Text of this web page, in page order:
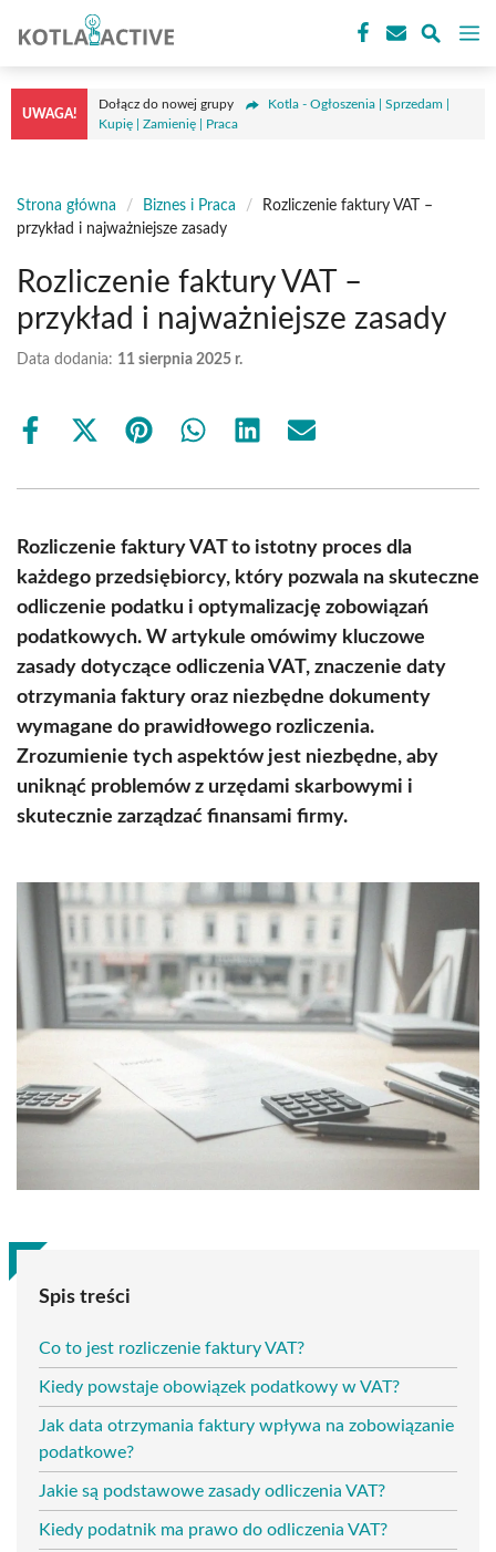
treści
UWAGA!
Dołącz do nowej grupy
Kotla - Ogłoszenia | Sprzedam |
Kupię | Zamienię | Praca
Strona główna / Biznes i Praca /
Rozliczenie faktury VAT –
przykład i najważniejsze zasady
Rozliczenie faktury VAT –
przykład i najważniejsze zasady
Data dodania: 11 sierpnia 2025 r.
Share
Share
(Twitter)
Share Share Share Share
Rozliczenie faktury VAT to istotny proces dla
każdego przedsiębiorcy, który pozwala na skuteczne
odliczenie podatku i optymalizację zobowiązań
podatkowych. W artykule omówimy kluczowe
zasady dotyczące odliczenia VAT, znaczenie daty
otrzymania faktury oraz niezbędne dokumenty
wymagane do prawidłowego rozliczenia.
Zrozumienie tych aspektów jest niezbędne, aby
uniknąć problemów z urzędami skarbowymi i
skutecznie zarządzać finansami firmy.
Spis treści
Co to jest rozliczenie faktury VAT?
Kiedy powstaje obowiązek podatkowy w VAT?
Jak data otrzymania faktury wpływa na zobowiązanie
podatkowe?
Jakie są podstawowe zasady odliczenia VAT?
Kiedy podatnik ma prawo do odliczenia VAT?